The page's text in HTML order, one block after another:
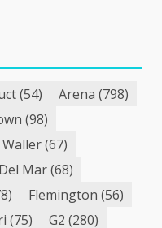
(54) Arena (798)
(98)
(67)
Del Mar(68)
Flemington (56)
(75) G2 (280)